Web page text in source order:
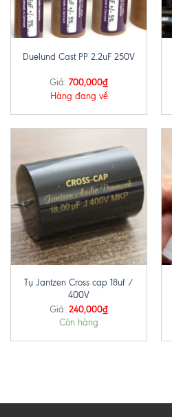
Duelund Cast PP 2.2uF 250V
Giá: 700,000₫
Hàng đang về
Tụ Jantzen Cross cap 18uf /
400V
Giá: 240,000₫
Còn hàng